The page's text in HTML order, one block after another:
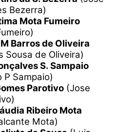
Bezerra)
Mota Fumeiro
Barros de Oliveira
Sousa de Oliveira)
S. Sampaio
P Sampaio)
Parotivo (Jose
Ribeiro Mota
Mota)